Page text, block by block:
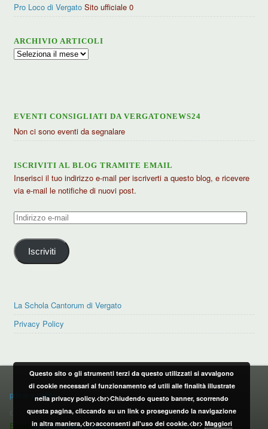
Pro Loco di Vergato Sito ufficiale 0
ARCHIVIO ARTICOLI
Archivio
EVENTI CONSIGLIATI DA VERGATONEWS24
Non ci sono eventi da segnalare
ISCRIVITI AL BLOG TRAMITE EMAIL
Inserisci il tuo indirizzo e-mail per iscriverti a questo blog, e ricevere
via e-mail le notifiche di nuovi post.
Indirizzo
mail
Iscriviti
La Schola Cantorum di Vergato
Privacy Policy
PRIVACY POLICY
privacy policy
CONTATTI:
Email:info@vergatonews24.it
Questo sito o gli strumenti terzi da questo utilizzati si avvalgono
di cookie necessari al funzionamento ed utili alle finalità illustrate
nella privacy policy.<br>Chiudendo questo banner, scorrendo
questa pagina, cliccando su un link o proseguendo la navigazione
in altra maniera,<br>acconsenti all'uso dei cookie.<br> Maggiori